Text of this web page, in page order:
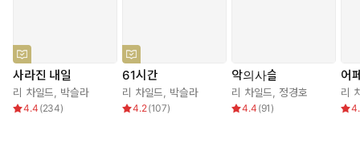
사라진 내일
리 차일드 박슬라
4.4 (234)
61시간
리 차일드 박슬라
4.2(107)
악의사슬
리 차일드 정경호
4.4 (91 )
어
리